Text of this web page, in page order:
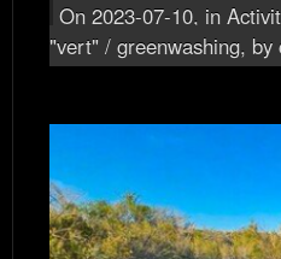
On 2023-07-10, in
"vert" / greenwashing, by